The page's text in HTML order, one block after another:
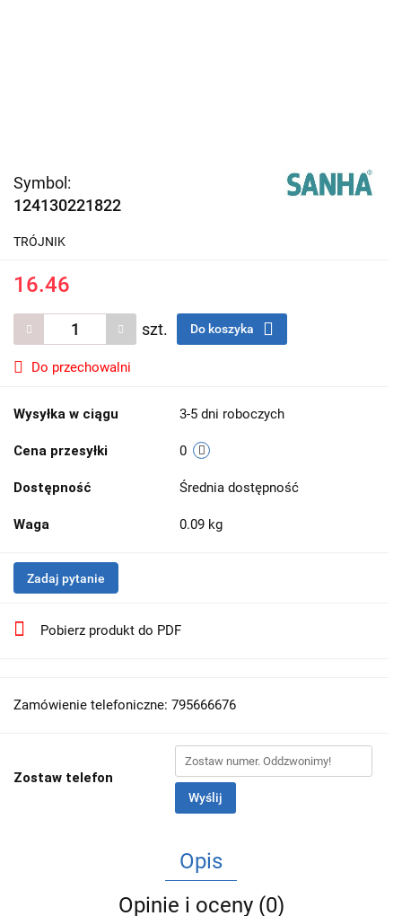
Symbol:
124130221822
TRÓJNIK
16.46
szt. Do koszyka
Do przechowalni
Wysyłka w ciągu 3-5 dni roboczych
Cena przesyłki 0
Dostępność Średnia dostępność
Waga 0.09 kg
Zadaj pytanie
Pobierz produkt do PDF
Zamówienie telefoniczne: 795666676
Zostaw telefon
Wyślij
Opis
Opinie i oceny (0)